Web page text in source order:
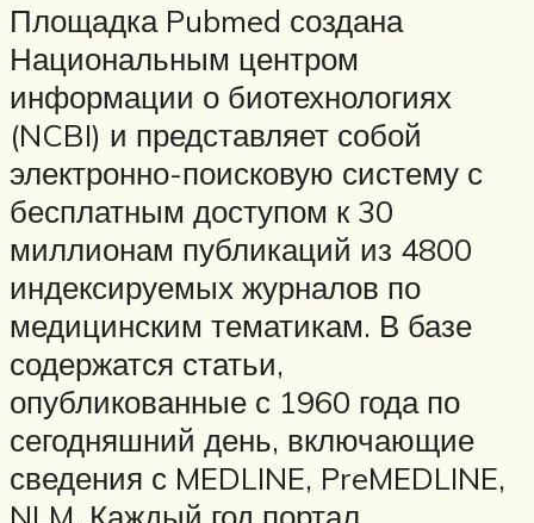
Площадка Pubmed создана
Национальным центром
информации о биотехнологиях
(NCBI) и представляет собой
электронно-поисковую систему с
бесплатным доступом к 30
миллионам публикаций из 4800
индексируемых журналов по
медицинским тематикам. В базе
содержатся статьи,
опубликованные с 1960 года по
сегодняшний день, включающие
сведения с MEDLINE, PreMEDLINE,